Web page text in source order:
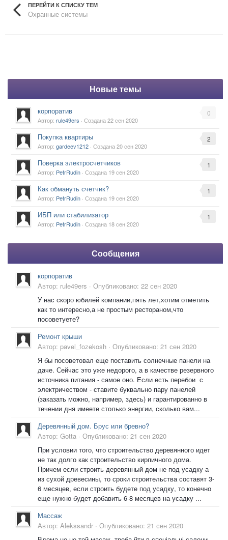
ПЕРЕЙТИ К СПИСКУ ТЕМ
Охранные системы
Новые темы
0
корпоратив
Автор: rule49ers · Создана22 сен 2020
2
Покупка квартиры
Автор: gardeev1212 · Создана20 сен 2020
1
Поверка электросчетчиков
Автор: PetrRudin · Создана 19 сен 2020
1
Как обмануть счетчик?
Автор: PetrRudin · Создана 19 сен 2020
1
ИБП или стабилизатор
Автор: PetrRudin · Создана 18 сен 2020
Сообщения
корпоратив
Автор: rule49ers · Опубликовано: 22 сен 2020
У нас скоро юбилей компании,пять лет,хотим отметить
как то интересно,а не простым рестораном,что
посоветуете?
Ремонт крыши
Автор: pavel_fozekosh · Опубликовано: 21 сен 2020
Я бы посоветовал еще поставить солнечные панели на
даче. Сейчас это уже недорого, а в качестве резервного
источника питания - самое оно. Если есть перебои с
электричеством - ставите буквально пару панелей
(заказать можно, например, здесь) и гарантированно в
течении дня имеете столько энергии, сколько вам...
Деревянный дом. Брус или бревно?
Автор: Gotta · Опубликовано: 21 сен 2020
При условии того, что строительство деревянного идет
не так долго как строительство кирпичного дома.
Причем если строить деревянный дом не под усадку а
из сухой древесины, то сроки строительства составят 3-
6 месяцев, если строить будете под усадку, то конечно
еще нужно будет добавить 6-8 месяцев на усадку ...
Массаж
Автор: Alekssandr · Опубликовано: 21 сен 2020